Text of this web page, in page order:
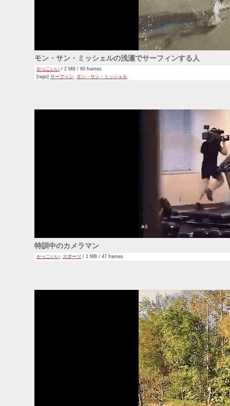
モン・サン・ミッシェルの浅瀬でサーフィンする人
かっこいい / 2 MB / 60 frames
[tags]サーフィン ,モン・サン・ミッシェル
特訓中のカメラマン
かっこいい スポーツ / 1 MB / 47 frames